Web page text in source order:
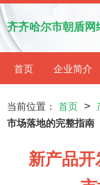
齐齐哈尔市朝盾网
首页 企业简介
当前位置： 首页 >
市场落地的完整指南
新产品开